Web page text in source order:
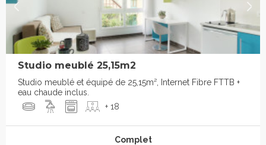
Studio meublé 25,15m2
Studio meublé et équipé de 25,15m², Internet Fibre FTTB +
eau chaude inclus.
+ 18
Complet